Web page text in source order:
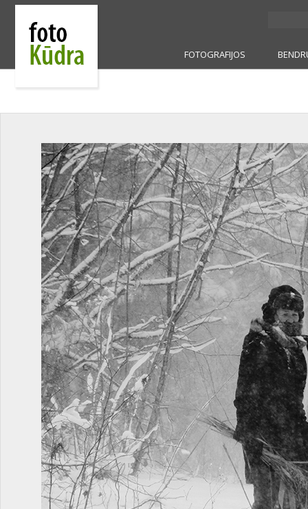
FOTOGRAFIJOS